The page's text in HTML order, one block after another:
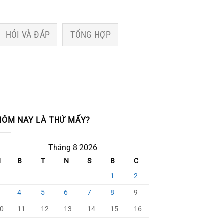
HỎI VÀ ĐÁP TỔNG HỢP
NAY LÀ THỨ MẤY?
Tháng 8 2026
B T N S B
C
1
2
4
5 6 7 8
9
11 12 13 14 15
16